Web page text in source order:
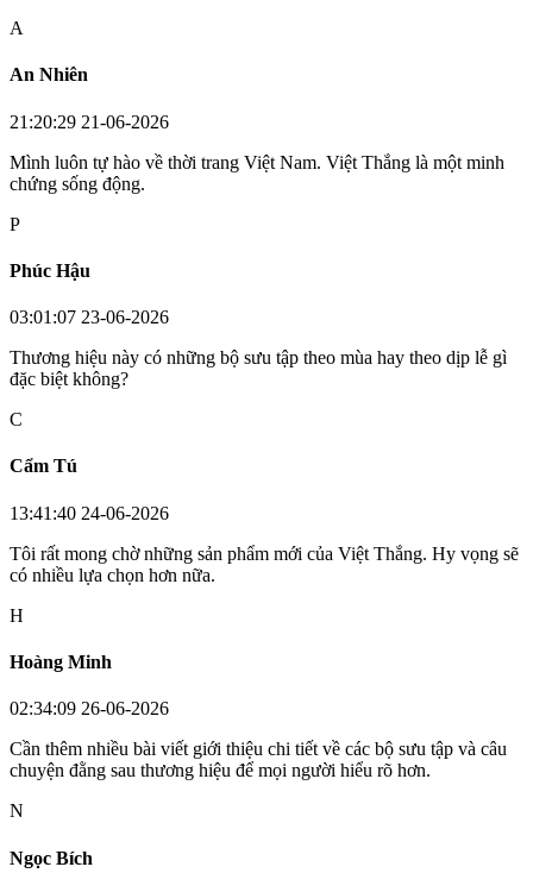
A
An Nhiên
21:20:29 21-06-2026
Mình luôn tự hào về thời trang Việt Nam. Việt Thắng là một minh
chứng sống động.
P
Phúc Hậu
03:01:07 23-06-2026
Thương hiệu này có những bộ sưu tập theo mùa hay theo dịp lễ gì
đặc biệt không?
C
Cẩm Tú
13:41:40 24-06-2026
Tôi rất mong chờ những sản phẩm mới của Việt Thắng. Hy vọng sẽ
có nhiều lựa chọn hơn nữa.
H
Hoàng Minh
02:34:09 26-06-2026
Cần thêm nhiều bài viết giới thiệu chi tiết về các bộ sưu tập và câu
chuyện đằng sau thương hiệu để mọi người hiểu rõ hơn.
N
Ngọc Bích